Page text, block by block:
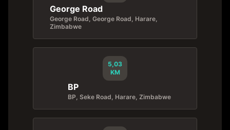
George Road
George Road, George Road, Harare,
Zimbabwe
5,03
KM
BP
BP, Seke Road, Harare, Zimbabwe